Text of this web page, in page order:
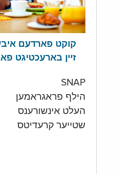
קוקט פארדעם
זיין בארעכטיגט
SNAP
הילף פראגראמען
העלט אינשורענס
שטייער קרעדיטס